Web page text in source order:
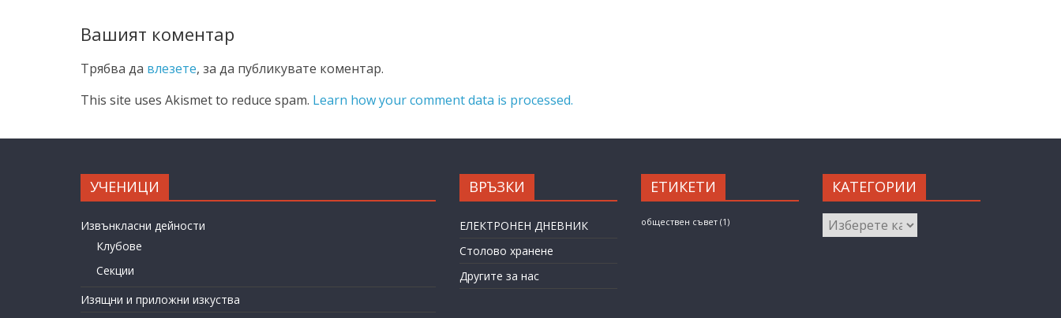
Вашият коментар
Трябва да влезете, за да публикувате коментар.
This site uses Akismet to reduce spam. Learn how your comment data is processed.
УЧЕНИЦИ
Извънкласни дейности
Клубове
Секции
Изящни и приложни изкуства
ВРЪЗКИ
ЕЛЕКТРОНЕН ДНЕВНИК
Столово хранене
Другите за нас
ЕТИКЕТИ
обществен съвет(1)
КАТЕГОРИИ
КАТЕГОРИИ